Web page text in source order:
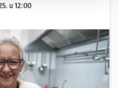
u 12:00